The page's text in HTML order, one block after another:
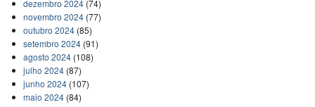
dezembro 2024(74)
novembro 2024(77)
outubro 2024(85)
setembro 2024(91)
agosto 2024(108)
julho 2024(87)
junho 2024(107)
maio 2024(84)